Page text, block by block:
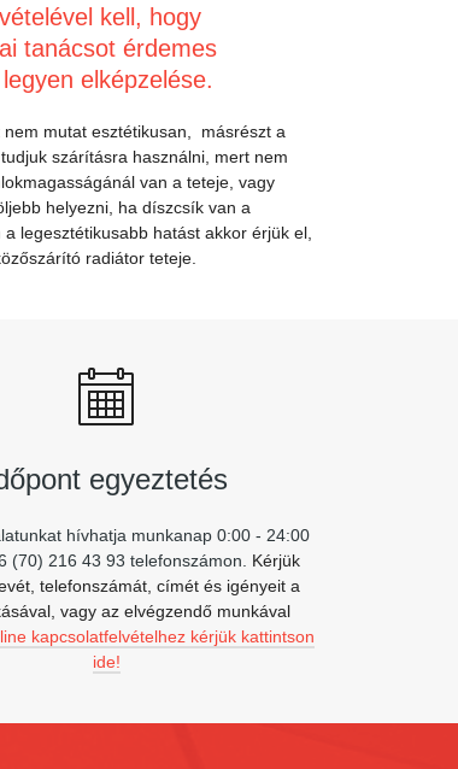
kell, hogy
tanácsot érdemes
elképzelése.
mutat esztétikusan, másrészt a
szárításra használni, mert nem
van a teteje, vagy
helyezni, ha díszcsík van a
legesztétikusabb hatást akkor érjük el,
radiátor teteje.
egyeztetés
hívhatja munkanap 0:00 - 24:00
(70) 216 43 93 telefonszámon. Kérjük
telefonszámát, címét és igényeit a
vagy az elvégzendő munkával
kapcsolatfelvételhez kérjük kattintson
ide!